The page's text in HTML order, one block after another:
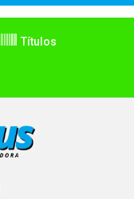
Títulos